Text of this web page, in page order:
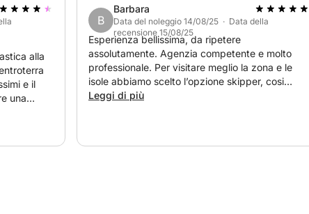
fino alla quantità indicata dal distributore,
Maurizio ha insistito dicendo che era "mezzo
pieno" e ci ha chiesto altri 20€. Nel complesso,
un'esperienza positiva, consiglio vivamente di
fare una giornata in barca in Sardegna.
alla
e il
una
B
Barbara
Data del noleggio 14/08/25 · Data della
recensione 15/08/25
Esperienza bellissima, da ripetere
assolutamente. Agenzia competente e molto
professionale. Per visitare meglio la zona e le
isole abbiamo scelto l’opzione skipper, cosi
siamo stati affidati a Sasha, uomo letteralmente
Leggi di più